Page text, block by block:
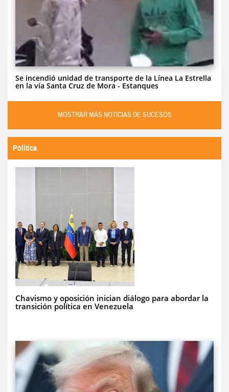
Se incendió unidad de transporte de la Línea La Estrella
en la vía Santa Cruz de Mora - Estanques
MOSTRAR MÁS NOTICIAS DE SUCESOS
Politica
Chavismo y oposición inician diálogo para abordar la
transición política en Venezuela